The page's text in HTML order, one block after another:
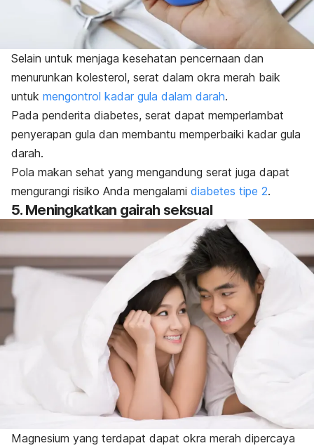
Selain untuk menjaga kesehatan pencernaan dan
menurunkan kolesterol, serat dalam okra merah baik
untuk mengontrol kadar gula dalam darah.
Pada penderita diabetes, serat dapat memperlambat
penyerapan gula dan membantu memperbaiki kadar gula
darah.
Pola makan sehat yang mengandung serat juga dapat
mengurangi risiko Anda mengalami diabetes tipe 2.
5. Meningkatkan gairah seksual
Magnesium yang terdapat dapat okra merah dipercaya